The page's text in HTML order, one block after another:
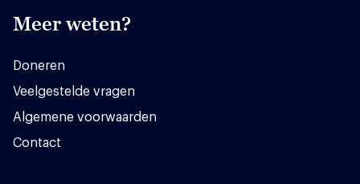
Meer weten?
Doneren
Veelgestelde vragen
Algemene voorwaarden
Contact